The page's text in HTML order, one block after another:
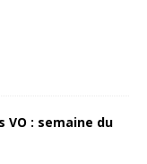
VO : semaine du